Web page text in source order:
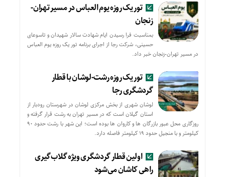
تور یک روزه یوم العباس در مسیر تهران-
زنجان
بمناسبت فرا رسیدن ایام شهادت سالار شهیدان و تاسوعای
حسینی، شرکت رجا از اجرای برنامه تور یک روزه یوم العباس
در مسیر تهران-زنجان خبر داد.
تور یک روزه رشت-لوشان با قطار
گردشگری رجا
لوشان شهری از بخش مرکزی لوشان در شهرستان رودبار از
استان گیلان است که در مسیر تهران به رشت قرار گرفته و
روزگاری محل عبور بازرگان ها و کاروان ها بوده است؛ این شهر با رشت حدود ۹۰
کیلومتر و با منجیل حدود ۱۹ کیلومتر فاصله دارد.
اولین قطار گردشگری ویژه گلاب‌گیری
راهی کاشان می‌شود